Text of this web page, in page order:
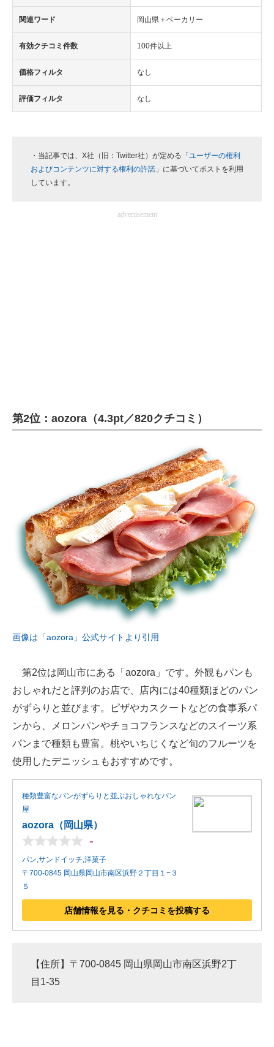
関連ワード 岡山県＋ベーカリー
有効クチコミ件数 100件以上
価格フィルタ なし
評価フィルタ なし
・当記事では、X社（旧：Twitter社）が定める「 ユーザーの権利
およびコンテンツに対する権利の許諾 」に基づいてポストを利用
しています。
advertisement
第2位：aozora（4.3pt／820クチコミ）
画像は「aozora」公式サイトより引用
第2位は岡山市にある「aozora」です。外観もパンも
おしゃれだと評判のお店で、店内には40種類ほどのパン
がずらりと並びます。ピザやカスクートなどの食事系パ
ンから、メロンパンやチョコフランスなどのスイーツ系
パンまで種類も豊富。桃やいちじくなど旬のフルーツを
使用したデニッシュもおすすめです。
種類豊富なパンがずらりと並ぶおしゃれなパン
屋
aozora（岡山県）
-
パン,サンドイッチ,洋菓子
〒700-0845 岡山県岡山市南区浜野２丁目１−３
５
店舗情報を見る・クチコミを投稿する
【住所】〒700-0845 岡山県岡山市南区浜野2丁
目1-35